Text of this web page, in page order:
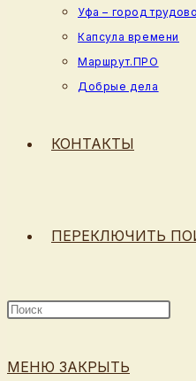
Уфа – город
Капсула времени
Маршрут.ПРО
Добрые дела
КОНТАКТЫ
ПЕРЕКЛЮЧИТЬ
МЕНЮ ЗАКРЫТЬ